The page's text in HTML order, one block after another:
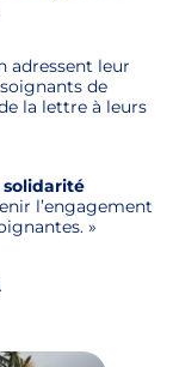
adressent leur
de
la lettre à leurs
solidarité
l’engagement
»